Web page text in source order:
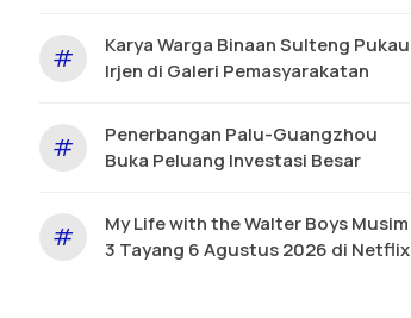
#
Karya Warga Binaan Sulteng Pukau
Irjen di Galeri Pemasyarakatan
#
Penerbangan Palu-Guangzhou
Buka Peluang Investasi Besar
#
My Life with the Walter Boys Musim
3 Tayang 6 Agustus 2026 di Netflix